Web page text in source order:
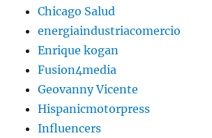
Chicago Salud
energiaindustriacomercio
Enrique kogan
Fusion4media
Geovanny Vicente
Hispanicmotorpress
Influencers